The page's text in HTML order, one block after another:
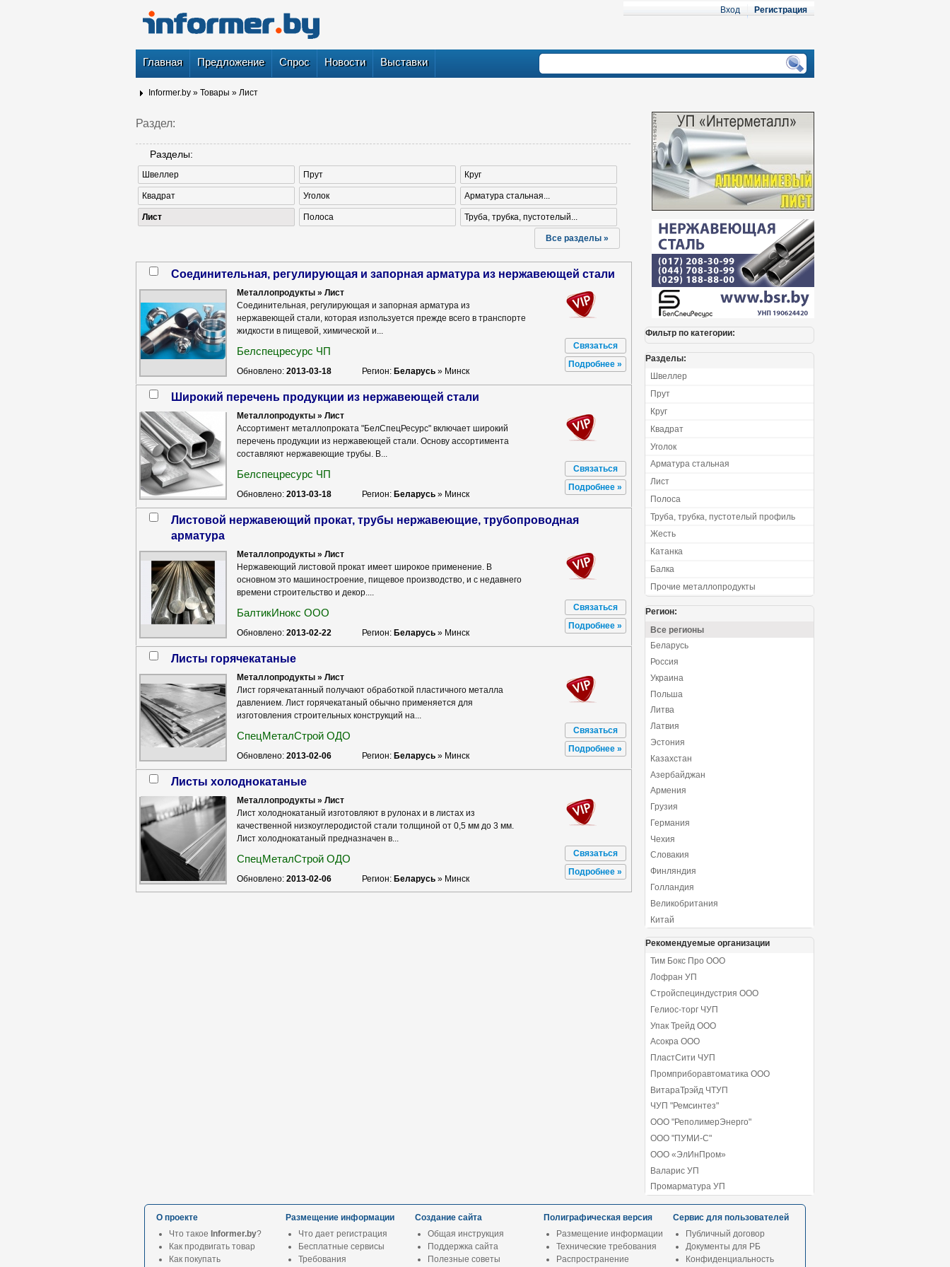
Вход Регистрация
Главная Предложение Спрос Новости Выставки
Informer.by » Товары » Лист
Раздел:
Разделы:
Швеллер Прут Круг
Квадрат Уголок Арматура стальная...
Лист Полоса Труба, трубка, пустотелый...
Все разделы »
соединительная, регулирующая и запорная арматура из нержавеющей стали
Металлопродукты » Лист
Соединительная, регулирующая и запорная арматура из
нержавеющей стали, которая изпользуется прежде всего в транспорте
жидкости в пищевой, химической и...
Белспецресурс ЧП
Обновлено: 2013-03-18 Регион: Беларусь » Минск
Связаться
Подробнее »
широкий перечень продукции из нержавеющей стали
Металлопродукты » Лист
Ассортимент металлопроката "БелСпецРесурс" включает широкий
перечень продукции из нержавеющей стали. Основу ассортимента
составляют нержавеющие трубы. В...
Белспецресурс ЧП
Обновлено: 2013-03-18 Регион: Беларусь » Минск
Связаться
Подробнее »
Листовой нержавеющий прокат, трубы нержавеющие, трубопроводная
арматура
Металлопродукты » Лист
Нержавеющий листовой прокат имеет широкое применение. В
основном это машиностроение, пищевое производство, и с недавнего
времени строительство и декор....
БалтикИнокс ООО
Обновлено: 2013-02-22 Регион: Беларусь » Минск
Связаться
Подробнее »
Листы горячекатаные
Металлопродукты » Лист
Лист горячекатанный получают обработкой пластичного металла
давлением. Лист горячекатаный обычно применяется для
изготовления строительных конструкций на...
СпецМеталСтрой ОДО
Обновлено: 2013-02-06 Регион: Беларусь » Минск
Связаться
Подробнее »
Листы холоднокатаные
Металлопродукты » Лист
Лист холоднокатаный изготовляют в рулонах и в листах из
качественной низкоуглеродистой стали толщиной от 0,5 мм до 3 мм.
Лист холоднокатаный предназначен в...
СпецМеталСтрой ОДО
Обновлено: 2013-02-06 Регион: Беларусь » Минск
Связаться
Подробнее »
Фильтр по категории:
Разделы:
Швеллер
Прут
Круг
Квадрат
Уголок
Арматура стальная
Лист
Полоса
Труба, трубка, пустотелый профиль
Жесть
Катанка
Балка
Прочие металлопродукты
Регион:
Все регионы
Беларусь
Россия
Украина
Польша
Литва
Латвия
Эстония
Казахстан
Азербайджан
Армения
Грузия
Германия
Чехия
Словакия
Финляндия
Голландия
Великобритания
Китай
Рекомендуемые организации
Тим Бокс Про ООО
Лофран УП
Стройспециндустрия ООО
Гелиос-торг ЧУП
Упак Трейд ООО
Асокра ООО
ПластСити ЧУП
Промприборавтоматика ООО
ВитараТрэйд ЧТУП
ЧУП "Ремсинтез"
ООО "РеполимерЭнерго"
ООО "ПУМИ-С"
ООО «ЭлИнПром»
Валарис УП
Промарматура УП
О проекте
Что такое Informer.by?
Как продвигать товар
Как покупать
Размещение информации
Что дает регистрация
Бесплатные сервисы
Требования
Создание сайта
Общая инструкция
Поддержка сайта
Полезные советы
Полиграфическая версия
Размещение информации
Технические требования
Распространение
Сервис для пользователей
Публичный договор
Документы для РБ
Конфиденциальность